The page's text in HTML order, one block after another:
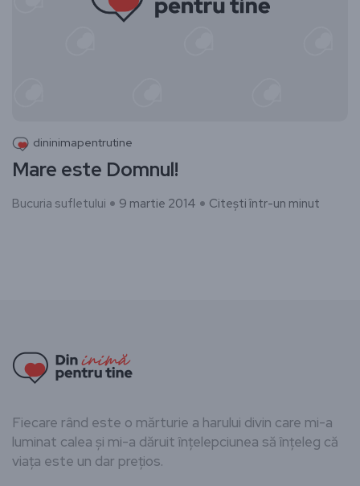
dininimapentrutine
Mare este Domnul!
Bucuria sufletului 9 martie 2014 Citești într-un minut
Fiecare rând este o mărturie a harului divin care mi-a
luminat calea și mi-a dăruit înțelepciunea să înțeleg că
viața este un dar prețios.